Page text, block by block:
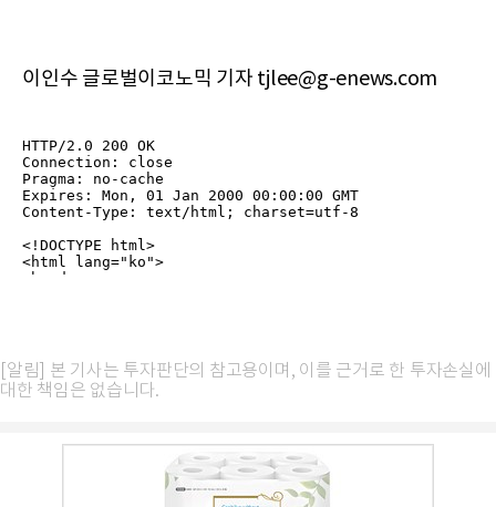
이인수 글로벌이코노믹 기자 tjlee@g-enews.com
[알림] 본 기사는 투자판단의 참고용이며, 이를 근거로 한 투자손실에
대한 책임은 없습니다.